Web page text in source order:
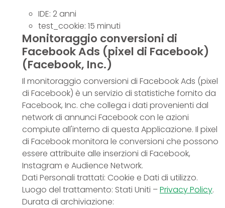
IDE: 2 anni
test_cookie: 15 minuti
Monitoraggio conversioni di
Facebook Ads (pixel di Facebook)
(Facebook, Inc.)
Il monitoraggio conversioni di Facebook Ads (pixel
di Facebook) è un servizio di statistiche fornito da
Facebook, Inc. che collega i dati provenienti dal
network di annunci Facebook con le azioni
compiute all'interno di questa Applicazione. Il pixel
di Facebook monitora le conversioni che possono
essere attribuite alle inserzioni di Facebook,
Instagram e Audience Network.
Dati Personali trattati: Cookie e Dati di utilizzo.
Luogo del trattamento: Stati Uniti –Privacy Policy.
Durata di archiviazione: